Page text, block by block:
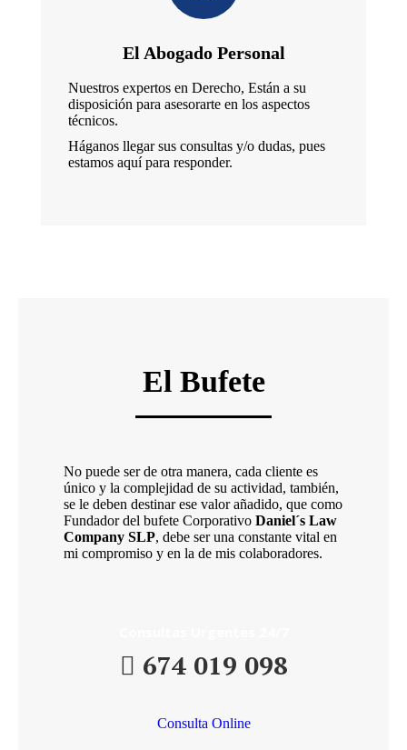
El Abogado Personal
Nuestros expertos en Derecho, Están a su
disposición para asesorarte en los aspectos
técnicos.
Háganos llegar sus consultas y/o dudas, pues
estamos aquí para responder.
El Bufete
No puede ser de otra manera, cada cliente es
único y la complejidad de su actividad, también,
se le deben destinar ese valor añadido, que como
Fundador del bufete Corporativo Daniel´s Law
Company SLP, debe ser una constante vital en
mi compromiso y en la de mis colaboradores.
674 019 098
Consulta Online